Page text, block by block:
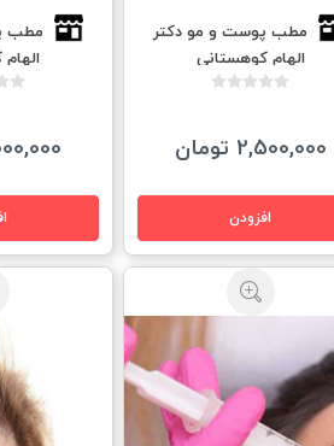
مطب پوست و مو دكتر
الهام كوهستانى
2,500,000 تومان
مطب
3,000,000